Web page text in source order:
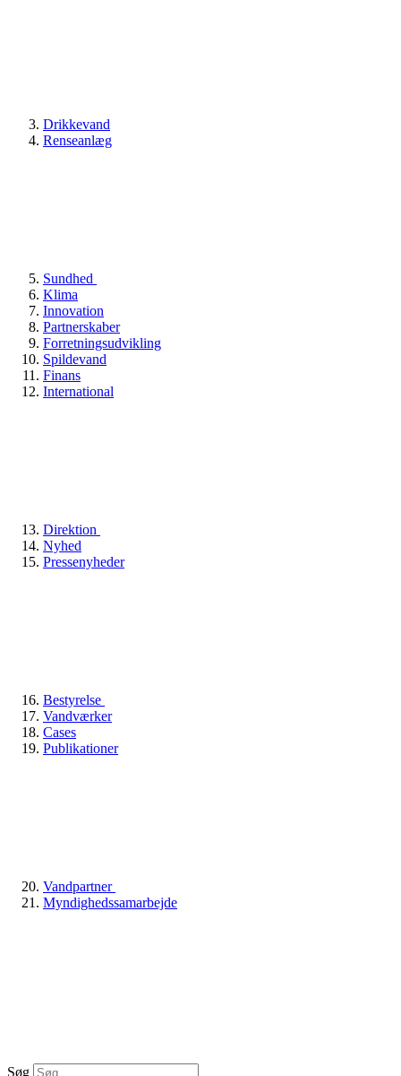
Drikkevand
Renseanlæg
Sundhed
Klima
Innovation
Partnerskaber
Forretningsudvikling
Spildevand
Finans
International
Direktion
Nyhed
Pressenyheder
Bestyrelse
Vandværker
Cases
Publikationer
Vandpartner
Myndighedssamarbejde
Søg